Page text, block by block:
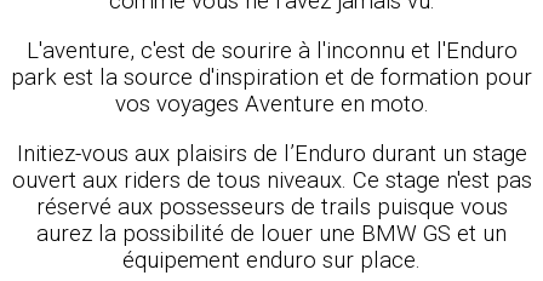
L'aventure, c'est de sourire à l'inconnu et l'Enduro
park est la source d'inspiration et de formation pour
vos voyages Aventure en moto.
Initiez-vous aux plaisirs de l’Enduro durant un stage
ouvert aux riders de tous niveaux. Ce stage n'est pas
réservé aux possesseurs de trails puisque vous
aurez la possibilité de louer une BMW GS et un
équipement enduro sur place.